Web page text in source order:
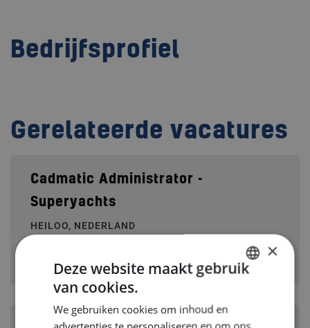
Bedrijfsprofiel
Gerelateerde vacatures
Cadmatic Administrator -
Superyachts
HEILOO, NEDERLAND
Disciplines:
Marine Systems & Piping
×
Deze website maakt gebruik
van cookies.
We gebruiken cookies om inhoud en
advertenties te personaliseren en om ons